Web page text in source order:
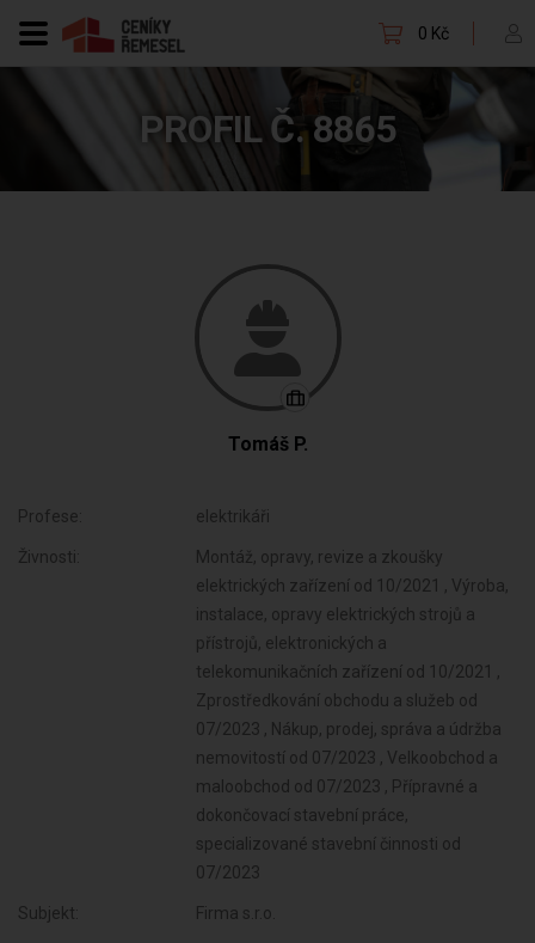
0 Kč
PROFIL Č. 8865
Tomáš P.
Profese: elektrikáři
Živnosti:
Montáž, opravy, revize a zkoušky
elektrických zařízení od 10/2021 , Výroba,
instalace, opravy elektrických strojů a
přístrojů, elektronických a
telekomunikačních zařízení od 10/2021 ,
Zprostředkování obchodu a služeb od
07/2023 , Nákup, prodej, správa a údržba
nemovitostí od 07/2023 , Velkoobchod a
maloobchod od 07/2023 , Přípravné a
dokončovací stavební práce,
specializované stavební činnosti od
07/2023
Subjekt: Firma s.r.o.